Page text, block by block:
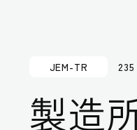
JEM-TR 235
製造